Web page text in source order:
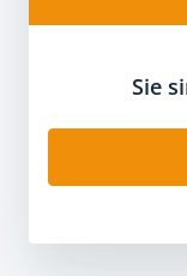
Sie